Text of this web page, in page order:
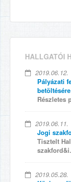
HALLGATÓI
2019.06.12.
Pályázati
betöltésére
Részletes
2019.06.11.
Jogi
Tisztelt
2019.05.28.